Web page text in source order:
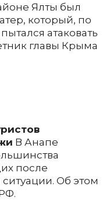
Ялты был
который, по
атаковать
главы Крыма
В Анапе
после
Об этом